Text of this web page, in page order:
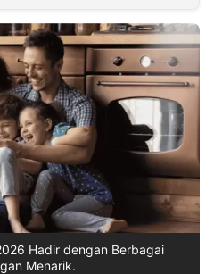
Hadir dengan Berbagai
Menarik.